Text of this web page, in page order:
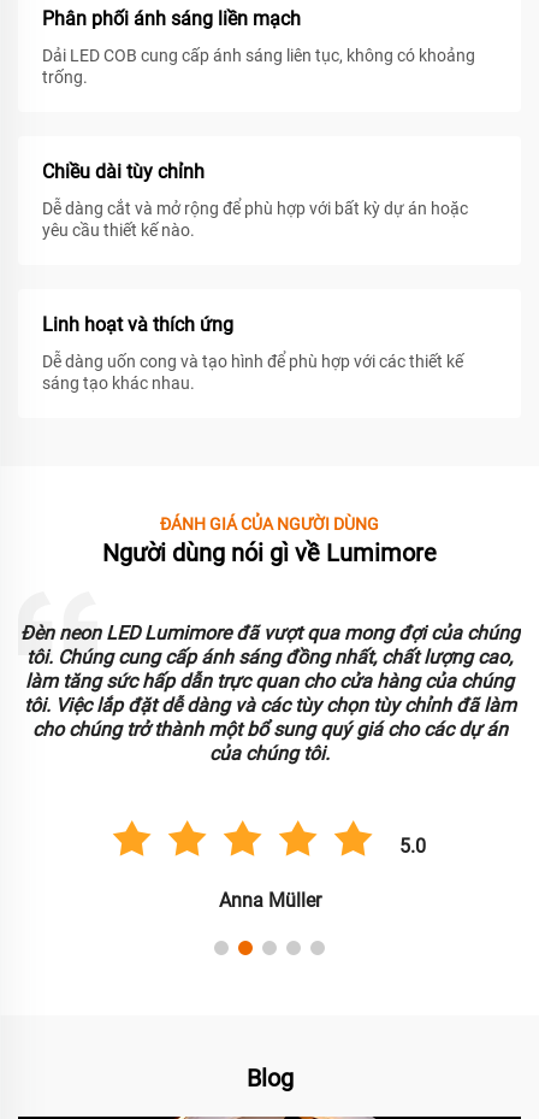
Phân phối ánh sáng liền mạch
Dải LED COB cung cấp ánh sáng liên tục, không có khoảng
trống.
Chiều dài tùy chỉnh
Dễ dàng cắt và mở rộng để phù hợp với bất kỳ dự án hoặc
yêu cầu thiết kế nào.
Linh hoạt và thích ứng
Dễ dàng uốn cong và tạo hình để phù hợp với các thiết kế
sáng tạo khác nhau.
ĐÁNH GIÁ CỦA NGƯỜI DÙNG
Người dùng nói gì về Lumimore
qua mong đợi của chúng
nhất, chất lượng cao,
cửa hàng của chúng
chọn tùy chỉnh đã làm
quý giá cho các dự án
5.0
Làm việc với Lumimore là một
neon LED của họ rất bền và
Chúng tôi đánh giá cao tính linh
này đã giúp đơn giản hóa quy
dụng thương
Blog